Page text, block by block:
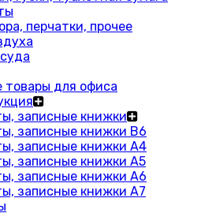
перчатки, прочее
для офиса
записные книжки
записные книжки В6
записные книжки A4
записные книжки А5
записные книжки А6
записные книжки А7